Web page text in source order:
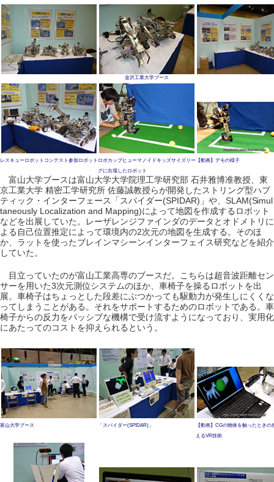
金沢工業大学ブース
レスキューロボットコンテスト参加ロボット ロボカップヒューマノイドキッズサイズリー
グに出場したロボット
【動画】デモの様子
富山大学ブースは富山大学大学院理工学研究部 石井雅博准教授、東
京工業大学 精密工学研究所 佐藤誠教授らが開発したストリング型ハプ
ティック・インターフェース「スパイダー(SPIDAR)」や、SLAM(Simul
taneously Localization and Mapping)によって地図を作成するロボット
などを出展していた。レーザレンジファインダのデータとオドメトリに
よる自己位置推定によって環境内の2次元の地図を生成する。そのほ
か、ラットを使ったブレインマシーンインターフェイス研究などを紹介
していた。
目立っていたのが富山工業高専のブースだ。こちらは超音波距離セン
サーを用いた3次元測位システムのほか、車椅子を操るロボットを出
展。車椅子はちょっとした段差にぶつかっても駆動力が発生しにくくな
ってしまうことがある。それをサポートするためのロボットである。車
椅子からの反力をパッシブな機構で受け流すようになっており、実用化
にあたってのコストを抑えられるという。
富山大学ブース 「スパイダー(SPIDAR)」
【動画】CGの物体を触ったときの
えるVR技術